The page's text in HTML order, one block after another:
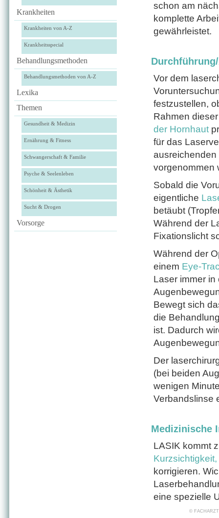
Krankheiten
Krankheiten von A-Z
Krankheitsspecial
Behandlungsmethoden
Behandlungsmethoden von A-Z
Lexika
Themen
Gesundheit & Medizin
Ernährung & Fitness
Schwangerschaft & Familie
Psyche & Seelenleben
Schönheit & Ästhetik
Sucht & Drogen
Vorsorge
schon am
komplette
gewährleistet.
Vor dem
festzustellen,
Rahmen
der Hornhaut
für das
ausreichenden
vorgenommen
Sobald die
eigentliche
betäubt
Während der
Fixationslicht
Während der
einem Eye-
Laser immer in
Bewegt sich
die
ist. Dadurch
Der
(bei beiden
wenigen
Verbandslinse
Medizinische
LASIK kommt
korrigieren.
eine spezielle
©